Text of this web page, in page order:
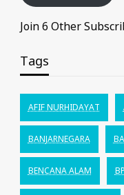
Join 6 Other
Tags
AFIF NURHIDAYAT
BANJARNEGARA
BENCANA ALAM